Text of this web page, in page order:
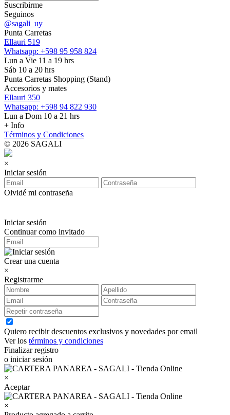
Suscribirme
Seguinos
@sagali_uy
Punta Carretas
Ellauri 519
Whatsapp: +598 95 958 824
Lun a Vie 11 a 19 hrs
Sáb 10 a 20 hrs
Punta Carretas Shopping (Stand)
Accesorios y mates
Ellauri 350
Whatsapp: +598 94 822 930
Lun a Dom 10 a 21 hrs
+ Info
Términos y Condiciones
© 2026 SAGALI
×
Iniciar sesión
Olvidé mi contraseña
Iniciar sesión
Continuar como invitado
Crear una cuenta
×
Registrarme
Quiero recibir descuentos exclusivos y novedades por email
Ver los términos y condiciones
Finalizar registro
o iniciar sesión
×
Aceptar
×